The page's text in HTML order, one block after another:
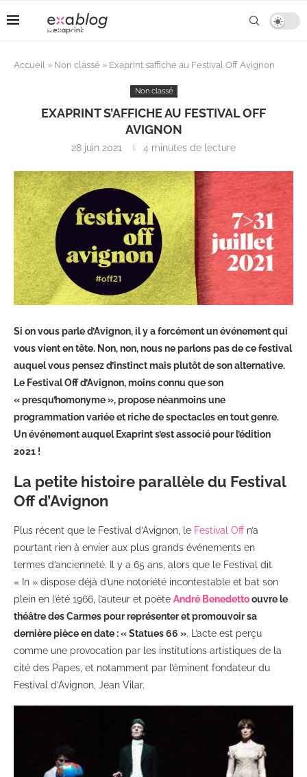
Accueil » Non classé » Exaprint s’affiche au Festival Off Avignon
Non classé
EXAPRINT S’AFFICHE AU FESTIVAL OFF
AVIGNON
28 juin 2021 4 minutes de lecture
Si on vous parle d’Avignon, il y a forcément un événement qui
vous vient en tête. Non, non, nous ne parlons pas de ce festival
auquel vous pensez d’instinct mais plutôt de son alternative.
Le Festival Off d’Avignon, moins connu que son
« presqu’homonyme », propose néanmoins une
programmation variée et riche de spectacles en tout genre.
Un événement auquel Exaprint s’est associé pour l’édition
2021 !
La petite histoire parallèle du Festival
Off d’Avignon
Plus récent que le Festival d’Avignon, le Festival Offn’a
pourtant rien à envier aux plus grands événements en
termes d’ancienneté. Il y a 65 ans, alors que le Festival dit
« In » dispose déjà d’une notoriété incontestable et bat son
plein en l’été 1966, l’auteur et poète André Benedettoouvre le
théâtre des Carmes pour représenter et promouvoir sa
dernière pièce en date : « Statues 66 ». L’acte est perçu
comme une provocation par les institutions artistiques de la
cité des Papes, et notamment par l’éminent fondateur du
Festival d’Avignon, Jean Vilar.